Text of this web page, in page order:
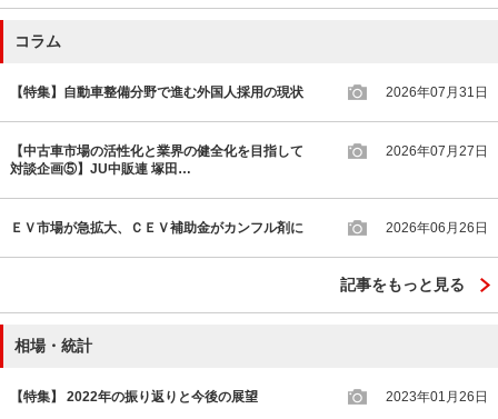
コラム
【特集】自動車整備分野で進む外国人採用の現状 2026年07月31日
【中古車市場の活性化と業界の健全化を目指して
対談企画⑤】JU中販連 塚田…
2026年07月27日
ＥＶ市場が急拡大、ＣＥＶ補助金がカンフル剤に 2026年06月26日
記事をもっと見る
相場・統計
【特集】 2022年の振り返りと今後の展望 2023年01月26日